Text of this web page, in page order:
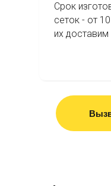
Срок
сеток - от
их